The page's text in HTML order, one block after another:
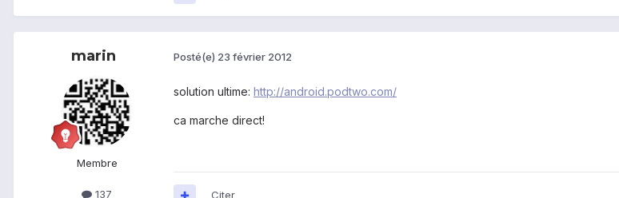
marin
Membre
137
Posté(e) 23 février 2012
solution ultime: http://android.podtwo.com/
ca marche direct!
Citer